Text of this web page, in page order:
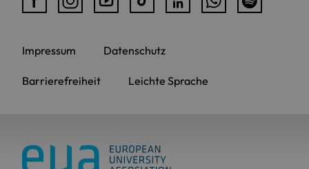
Impressum Datenschutz
Barrierefreiheit Leichte Sprache